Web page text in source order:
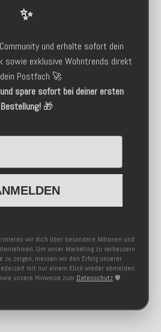
✨
und erhalte sofort dein
sowie exklusive Wohntrends direkt
Postfach 🚀
spare sofort bei deiner ersten
Bestellung!🎁
wir dich über besondere Aktionen und
Um unser Marketing zu verbessern
zu zeigen, messen wir den Erfolg unserer
mit nur einem Klick wieder abmelden.
unsere Hinweise zum Datenschutz 🛡️